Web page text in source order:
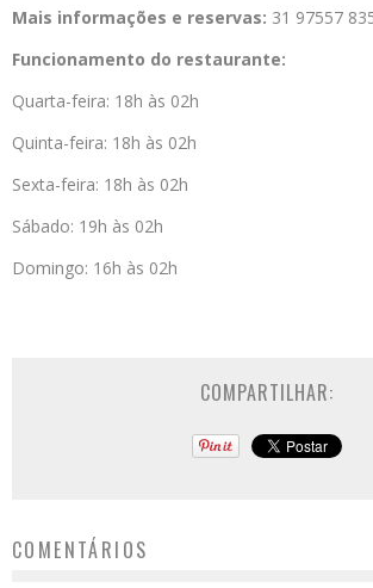
Mais informações e reservas: 31 97557
Funcionamento do restaurante:
Quarta-feira: 18h às 02h
Quinta-feira: 18h às 02h
Sexta-feira: 18h às 02h
Sábado: 19h às 02h
Domingo: 16h às 02h
COMPARTILHAR:
COMENTÁRIOS